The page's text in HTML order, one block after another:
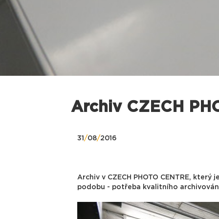
Archiv CZECH
31 /08/2016
Archiv v CZECH PHOTO CENTRE,
podobu - potřeba kvalitního